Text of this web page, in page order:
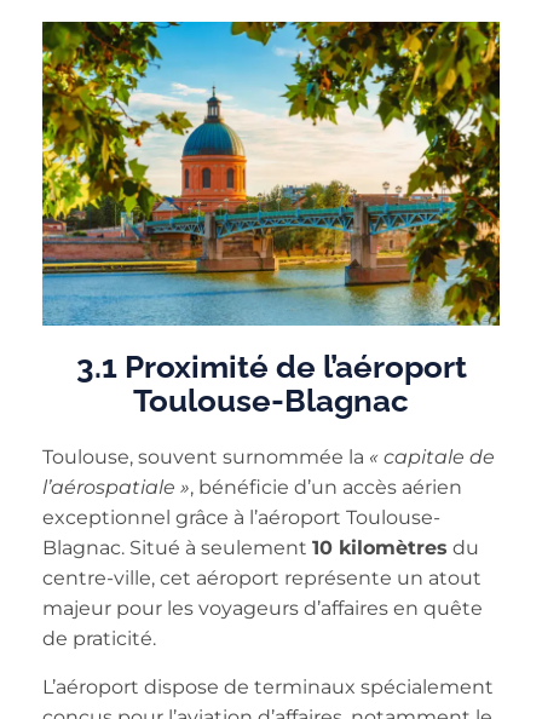
3.1 Proximité de l’aéroport
Toulouse-Blagnac
Toulouse, souvent surnommée la « capitale de
l’aérospatiale », bénéficie d’un accès aérien
exceptionnel grâce à l’aéroport Toulouse-
Blagnac. Situé à seulement 10 kilomètres du
centre-ville, cet aéroport représente un atout
majeur pour les voyageurs d’affaires en quête
de praticité.
L’aéroport dispose de terminaux spécialement